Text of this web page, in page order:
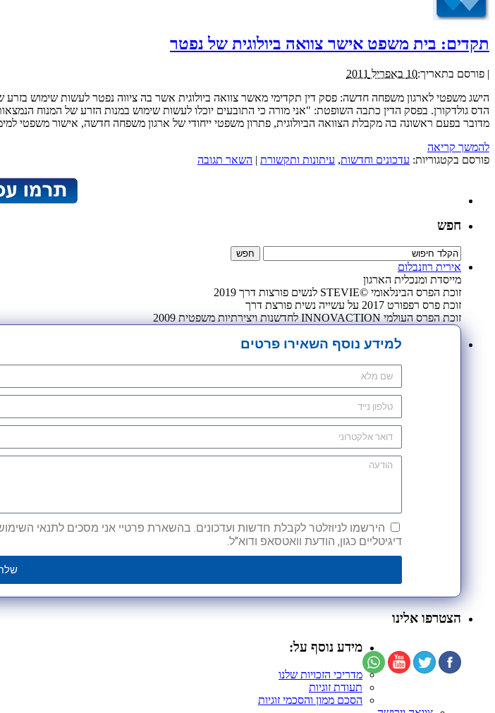
תקדים: בית משפט אישר צוואה ביולוגית של נפטר
| פורסם בתאריך:10 באפריל 2011
הישג משפטי לארגון משפחה חדשה: פסק דין תקדימי מאשר צוואה ביולוגית אשר בה ציווה נפטר לעשות שימוש
הדס גולדקורן. בפסק הדין כתבה השופטת: "אני מורה כי התובעים יוכלו לעשות שימוש במנות הזרע של המנוח
מדובר בפעם ראשונה בה מקבלת הצוואה הביולוגית, פתרון משפטי ייחודי של ארגון משפחה חדשה, אישור משפטי
להמשך קריאה
פורסם בקטגוריות: עדכונים וחדשות, עיתונות ותקשורת | השאר תגובה
חפש
אירית רוזנבלום
מייסדת ומנכלית הארגון
זוכת הפרס הבינלאומי ©STEVIE לנשים פורצות דרך 2019
זוכת פרס רפפורט 2017 על עשייה נשית פורצת דרך
זוכת הפרס העולמי INNOVACTION לחדשנות ויצירתיות משפטית 2009
למידע נוסף השאירו פרטים
הירשמו לניוזלטר לקבלת חדשות ועדכונים. בהשארת פרטיי אני מסכים לתנאי
דיגיטליים כגון, הודעת וואטסאפ ודוא"ל.
הצטרפו אלינו
מידע נוסף על:
מדריכי הזכויות שלנו
תעודת זוגיות
הסכם ממון והסכמי זוגיות